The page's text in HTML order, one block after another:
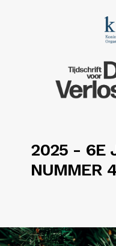
Adverteren
Contact
2025 - 6E
NUMMER